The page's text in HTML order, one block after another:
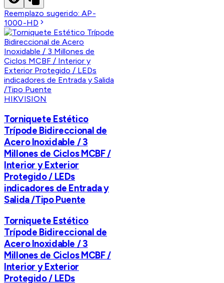
Reemplazo sugerido:AP-
1000-HD
HIKVISION
Torniquete Estético
Trípode Bidireccional de
Acero Inoxidable / 3
Millones de Ciclos MCBF /
Interior y Exterior
Protegido / LEDs
indicadores de Entrada y
Salida /Tipo Puente
Torniquete Estético
Trípode Bidireccional de
Acero Inoxidable / 3
Millones de Ciclos MCBF /
Interior y Exterior
Protegido / LEDs